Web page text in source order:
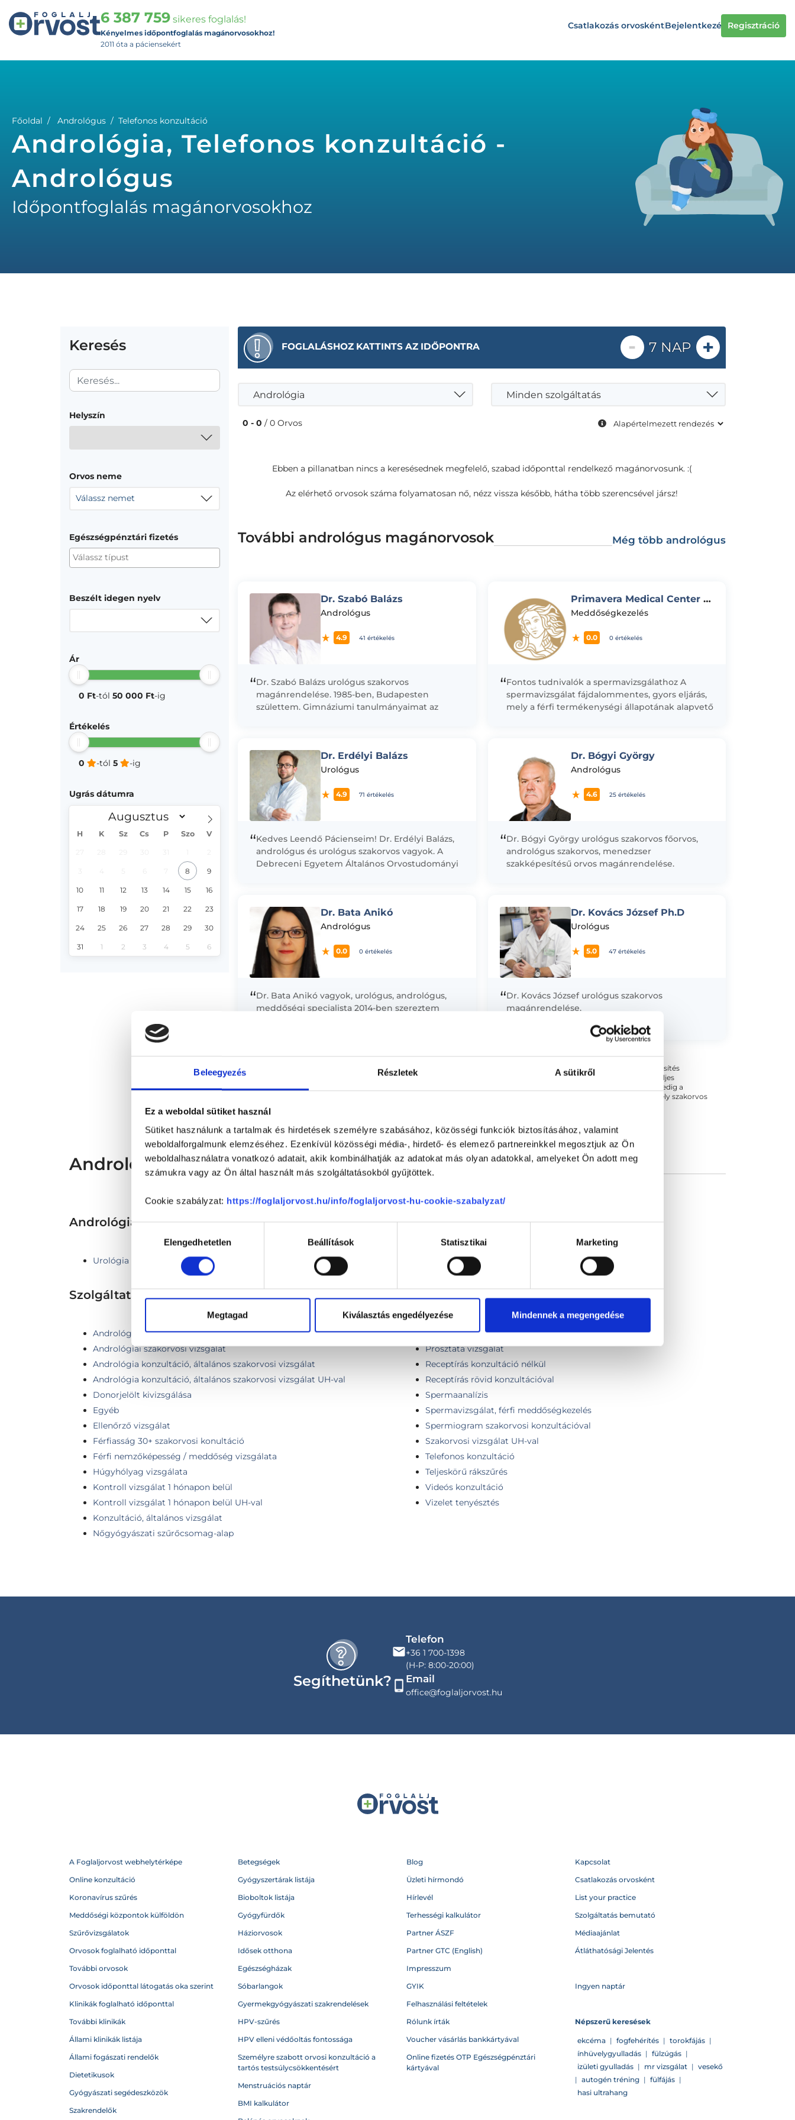
Beleegyezés Részletek A sütikről
Ez a weboldal sütiket használ
Sütiket használunk a tartalmak és hirdetések személyre szabásához, közösségi funkciók biztosításához, valamint
weboldalforgalmunk elemzéséhez. Ezenkívül közösségi média-, hirdető- és elemező partnereinkkel megosztjuk az Ön
weboldalhasználatra vonatkozó adatait, akik kombinálhatják az adatokat más olyan adatokkal, amelyeket Ön adott meg
számukra vagy az Ön által használt más szolgáltatásokból gyűjtöttek.
Cookie szabályzat: https://foglaljorvost.hu/info/foglaljorvost-hu-cookie-szabalyzat/
Hozzájárulás
kiválasztásaElengedhetetlen Beállítások Statisztikai Marketing
Megtagad Kiválasztás engedélyezése Mindennek a megengedése
6 387 759 sikeres foglalás!
Kényelmes időpontfoglalás magánorvosokhoz!
2011 óta a páciensekért
Csatlakozás orvoskéntBejelentkezés Regisztráció
Főoldal Andrológus Telefonos konzultáció
Andrológia, Telefonos konzultáció -
Andrológus
Időpontfoglalás magánorvosokhoz
Keresés
Helyszín
Orvos neme
Válassz nemet
Egészségpénztári fizetés
Beszélt idegen nyelv
Ár
0 Ft-tól 50 000 Ft-ig
Értékelés
0 -tól 5 -ig
Ugrás dátumra
H K Sz Cs P Szo V
8 9
10 11 12 13 14 15 16
17 18 19 20 21 22 23
24 25 26 27 28 29 30
31 1 2 3 4 5 6
FOGLALÁSHOZ KATTINTS AZ IDŐPONTRA - 7 NAP +
Andrológia Minden szolgáltatás
0 - 0 / 0 Orvos
Ebben a pillanatban nincs a keresésednek megfelelő, szabad időponttal rendelkező magánorvosunk. :(
Az elérhető orvosok száma folyamatosan nő, nézz vissza később, hátha több szerencsével jársz!
További andrológus magánorvosok Még több andrológus
Dr. Szabó Balázs
Andrológus
4.9 41 értékelés
“Dr. Szabó Balázs urológus szakorvos
magánrendelése. 1985-ben, Budapesten
születtem. Gimnáziumi tanulmányaimat az
Primavera Medical Center - Spermavizsgálat
Meddőségkezelés
0.0 0 értékelés
“Fontos tudnivalók a spermavizsgálathoz A
spermavizsgálat fájdalommentes, gyors eljárás,
mely a férfi termékenységi állapotának alapvető
Dr. Erdélyi Balázs
Urológus
4.9 71 értékelés
“Kedves Leendő Pácienseim! Dr. Erdélyi Balázs,
andrológus és urológus szakorvos vagyok. A
Debreceni Egyetem Általános Orvostudományi
Dr. Bógyi György
Andrológus
4.6 25 értékelés
“Dr. Bógyi György urológus szakorvos főorvos,
andrológus szakorvos, menedzser
szakképesítésű orvos magánrendelése.
Dr. Bata Anikó
Andrológus
0.0 0 értékelés
“Dr. Bata Anikó vagyok, urológus, andrológus,
meddőségi specialista 2014-ben szereztem
urológiából, majd...
Dr. Kovács József Ph.D
Urológus
5.0 47 értékelés
“Dr. Kovács József urológus szakorvos
magánrendelése.
* Szakorvos jelölt (rezidens): általános orvosi oklevéllel rendelkező orvos, aki jogszabályok szerinti szakorvosi szakképesítés
megszerzésére irányuló képzésben vesz részt. Ezen orvosok által önállóan nem végezhető szakmai tevékenységért teljes
felelősséggel tartozik és azt közvetlenül felügyeli az egészségügyi szolgáltató szakorvosa az első részvizsgáig, utána pedig a
szakorvosjelölt önállóan láthat el feladatokat. A foglaljorvost.hu felelősségét kizárja esetleges névazonosságért bármely szakorvos
és szakorvosjelölt esetén.
Andrológus - Andrológia
Andrológia TERÜLETHEZ KAPCSOLÓDÓ SZAKTERÜLETEK
Urológia
Szolgáltatások
Andrológiai kontroll vizsgálat
Andrológiai szakorvosi vizsgálat
Andrológia konzultáció, általános szakorvosi vizsgálat
Andrológia konzultáció, általános szakorvosi vizsgálat UH-val
Donorjelölt kivizsgálása
Egyéb
Ellenőrző vizsgálat
Férfiasság 30+ szakorvosi konultáció
Férfi nemzőképesség / meddőség vizsgálata
Húgyhólyag vizsgálata
Kontroll vizsgálat 1 hónapon belül
Kontroll vizsgálat 1 hónapon belül UH-val
Konzultáció, általános vizsgálat
Nőgyógyászati szűrőcsomag-alap
PCA3 prosztatarák szűrőteszt - szakorvosi vizsgálat nélkül
Prosztata vizsgálat
Receptírás konzultáció nélkül
Receptírás rövid konzultációval
Spermaanalízis
Spermavizsgálat, férfi meddőségkezelés
Spermiogram szakorvosi konzultációval
Szakorvosi vizsgálat UH-val
Telefonos konzultáció
Teljeskörű rákszűrés
Videós konzultáció
Vizelet tenyésztés
Segíthetünk?
Telefon
+36 1 700-1398
(H-P: 8:00-20:00)
Email
office@foglaljorvost.hu
A Foglaljorvost webhelytérképe
Online konzultáció
Koronavírus szűrés
Meddőségi központok külföldön
Szűrővizsgálatok
Orvosok foglalható időponttal
További orvosok
Orvosok időponttal látogatás oka szerint
Klinikák foglalható időponttal
További klinikák
Állami klinikák listája
Állami fogászati rendelők
Dietetikusok
Gyógyászati segédeszközök
Szakrendelők
Betegségek
Gyógyszertárak listája
Bioboltok listája
Gyógyfürdők
Háziorvosok
Idősek otthona
Egészségházak
Sóbarlangok
Gyermekgyógyászati szakrendelések
HPV-szűrés
HPV elleni védőoltás fontossága
Személyre szabott orvosi konzultáció a
tartós testsúlycsökkentésért
Menstruációs naptár
BMI kalkulátor
Blog
Üzleti hírmondó
Hírlevél
Terhességi kalkulátor
Partner ÁSZF
Partner GTC (English)
Impresszum
GYIK
Felhasználási feltételek
Rólunk írták
Voucher vásárlás bankkártyával
Online fizetés OTP Egészségpénztári
kártyával
Kapcsolat
Csatlakozás orvosként
List your practice
Szolgáltatás bemutató
Médiaajánlat
Átláthatósági Jelentés
Ingyen naptár
Népszerű keresések
ekcéma | fogfehérítés | torokfájás |
ínhüvelygyulladás | fülzúgás |
izületi gyulladás | mr vizsgálat | vesekő
| autogén tréning | fülfájás |
hasi ultrahang